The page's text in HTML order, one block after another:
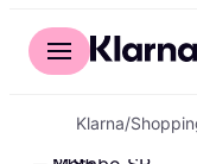
Für Shopper
Klarna/